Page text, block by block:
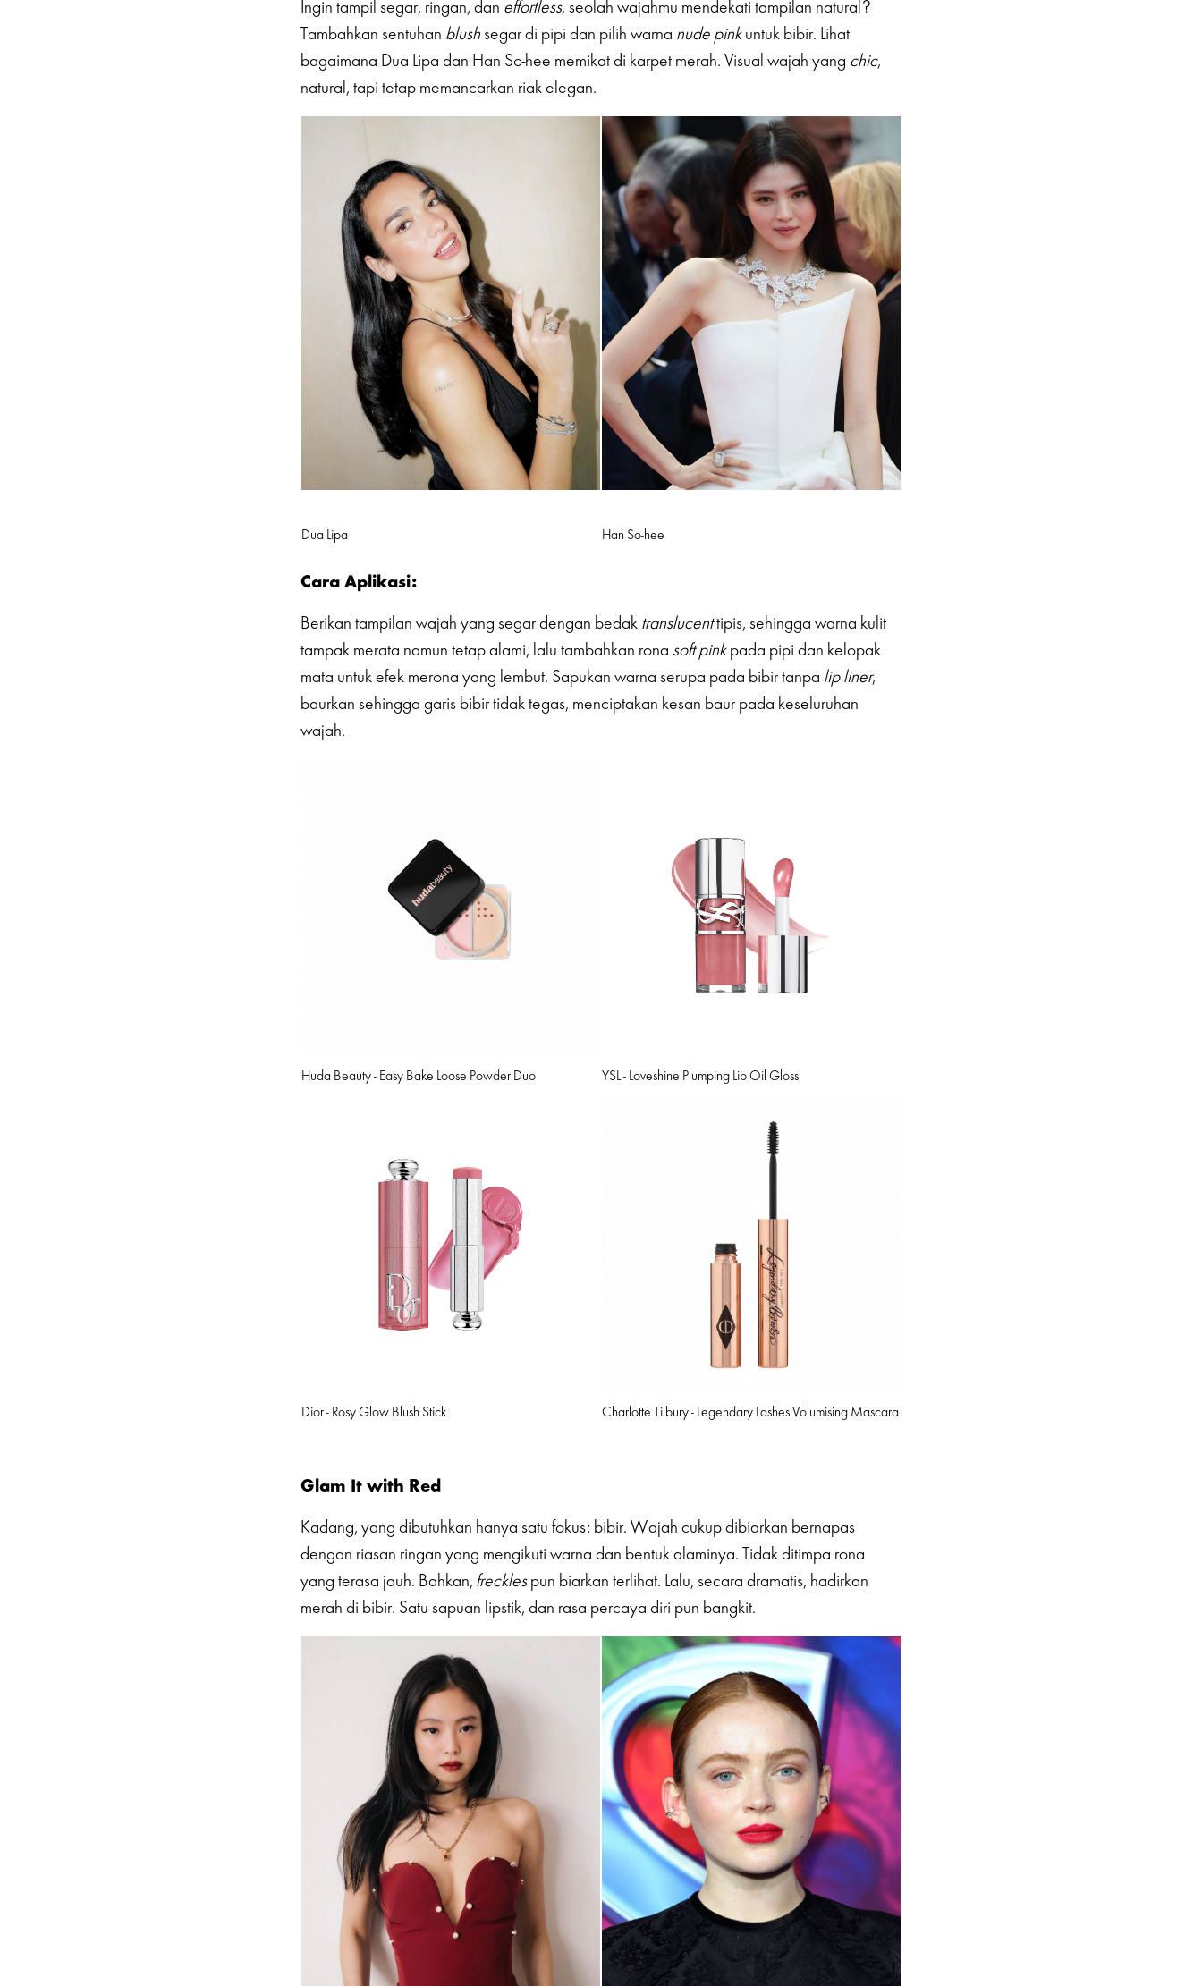
Ingin tampil segar, ringan, dan effortless, seolah wajahmu mendekati tampilan natural?
Tambahkan sentuhan blushsegar di pipi dan pilih warna nude pinkuntuk bibir. Lihat
bagaimana Dua Lipa dan Han So-hee memikat di karpet merah. Visual wajah yang chic,
natural, tapi tetap memancarkan riak elegan.
Dua Lipa Han So-hee
Cara Aplikasi:
Berikan tampilan wajah yang segar dengan bedak translucenttipis, sehingga warna kulit
tampak merata namun tetap alami, lalu tambahkan rona soft pinkpada pipi dan kelopak
mata untuk efek merona yang lembut. Sapukan warna serupa pada bibir tanpa lip liner,
baurkan sehingga garis bibir tidak tegas, menciptakan kesan baur pada keseluruhan
wajah.
Huda Beauty - Easy Bake Loose Powder Duo YSL - Loveshine Plumping Lip Oil Gloss
Dior - Rosy Glow Blush Stick Charlotte Tilbury - Legendary Lashes Volumising Mascara
Glam It with Red
Kadang, yang dibutuhkan hanya satu fokus: bibir. Wajah cukup dibiarkan bernapas
dengan riasan ringan yang mengikuti warna dan bentuk alaminya. Tidak ditimpa rona
yang terasa jauh. Bahkan, frecklespun biarkan terlihat. Lalu, secara dramatis, hadirkan
merah di bibir. Satu sapuan lipstik, dan rasa percaya diri pun bangkit.